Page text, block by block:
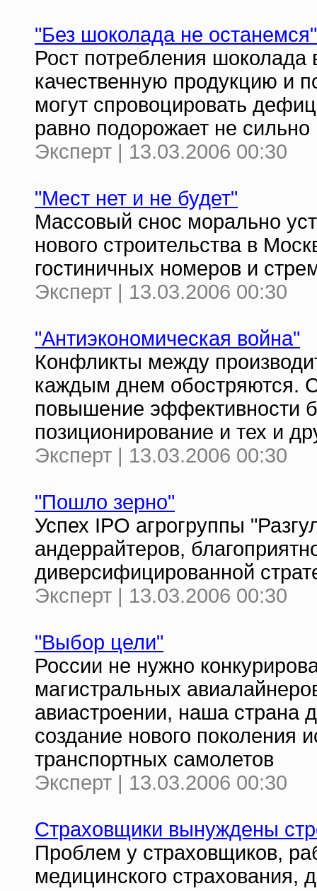
"Без шоколада не останемся"
Рост потребления шоколада
качественную продукцию и
могут спровоцировать
равно подорожает не сильно
Эксперт | 13.03.2006 00:30
"Мест нет и не будет"
Массовый снос морально
нового строительства в
гостиничных номеров и
Эксперт | 13.03.2006 00:30
"Антиэкономическая война"
Конфликты между
каждым днем обостряются.
повышение эффективности
позиционирование и тех и
Эксперт | 13.03.2006 00:30
"Пошло зерно"
Успех IPO агрогруппы
андеррайтеров,
диверсифицированной
Эксперт | 13.03.2006 00:30
"Выбор цели"
России не нужно
магистральных
авиастроении, наша страна
создание нового поколения
транспортных самолетов
Эксперт | 13.03.2006 00:30
Страховщики вынуждены
Проблем у страховщиков,
медицинского страхования,